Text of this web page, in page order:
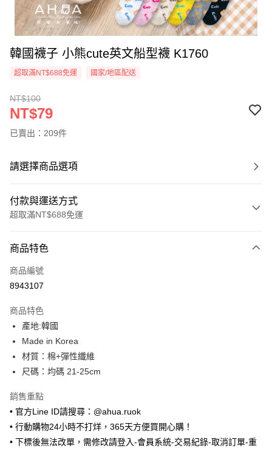
韓國襪子 小熊cute英文船型襪 K1760
超取滿NT$688免運 國家/地區配送
NT$100
NT$79
已賣出：209件
請選擇商品選項
付款與運送方式
超取滿NT$688免運
信用卡一次付款
超商取貨付款
Apple Pay
街口支付
悠遊付
ATM付款
全家取貨付款
商品特色
商品編號
8943107
商品特色
產地:韓國
Made in Korea
材質：棉+彈性纖維
尺碼：均碼 21-25cm
銷售重點
• 官方Line ID請搜尋：@ahua.ruok
• 行動購物24小時不打烊，365天方便買開心購！
• 下標後無法改單，需修改請登入-會員系統-交易紀錄-取消訂單-重